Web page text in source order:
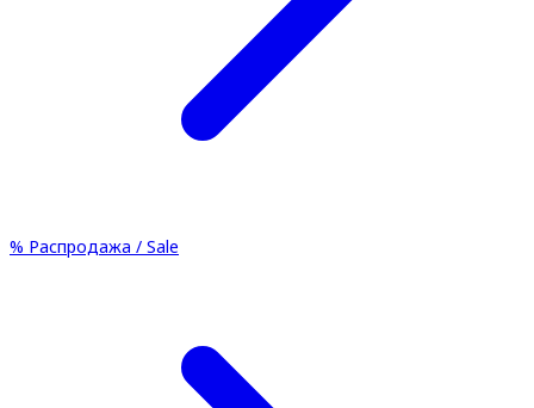
% Распродажа / Sale